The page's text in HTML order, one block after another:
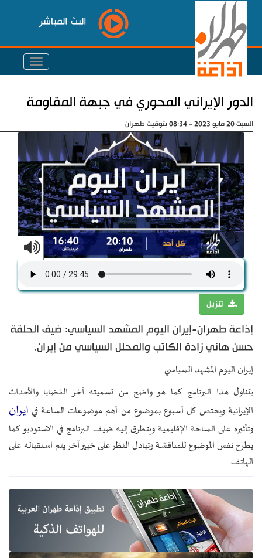
البث المباشر
الدور الإيراني المحوري في جبهة المقاومة
السبت 20 مايو 2023 - 08:34 بتوقيت طهران
تنزيل
إذاعة طهران-إيران اليوم المشهد السياسي: ضيف الحلقة
حسن هاني زادة الكاتب والمحلل السياسي من إيران.
إيران اليوم المشهد السياسي
يتناول هذا البرنامج كما هو واضح من تسميته آخر القضايا والأحداث
الإيرانية ويختص كل أسبوع بموضوع من أهم موضوعات الساعة في ايران
وتأثيره على الساحة الإقليمية ويتطرق إليه ضيف البرنامج في الاستوديو كما
يطرح نفس الموضوع للمناقشة وتبادل النظر على خبير آخر يتم استقباله على
الهاتف.